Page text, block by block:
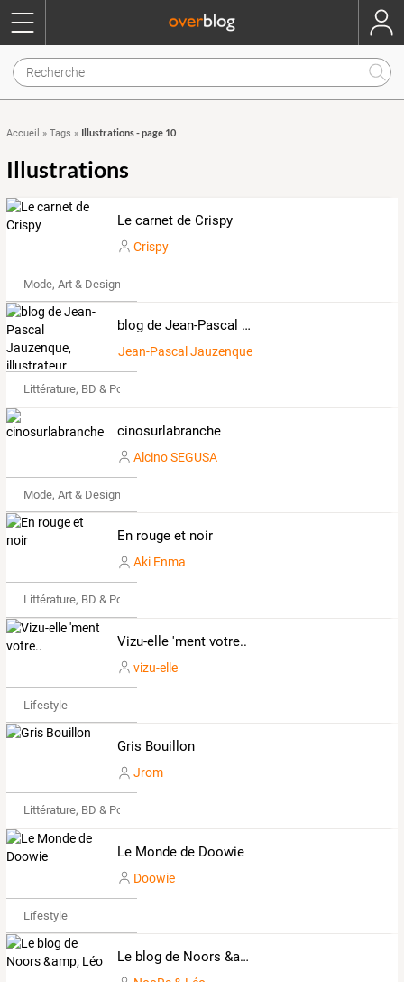
Accueil » Tags » Illustrations - page 10
Illustrations
Le carnet de Crispy
Crispy
Mode, Art & Design
blog de Jean-Pascal Jauzenque, illustrateur
Jean-Pascal Jauzenque illustrateur
Littérature, BD & Poésie
cinosurlabranche
Alcino SEGUSA
Mode, Art & Design
En rouge et noir
Aki Enma
Littérature, BD & Poésie
Vizu-elle 'ment votre..
vizu-elle
Lifestyle
Gris Bouillon
Jrom
Littérature, BD & Poésie
Le Monde de Doowie
Doowie
Lifestyle
Le blog de Noors &amp; Léo